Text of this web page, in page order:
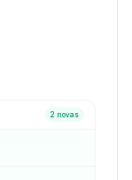
2 novas